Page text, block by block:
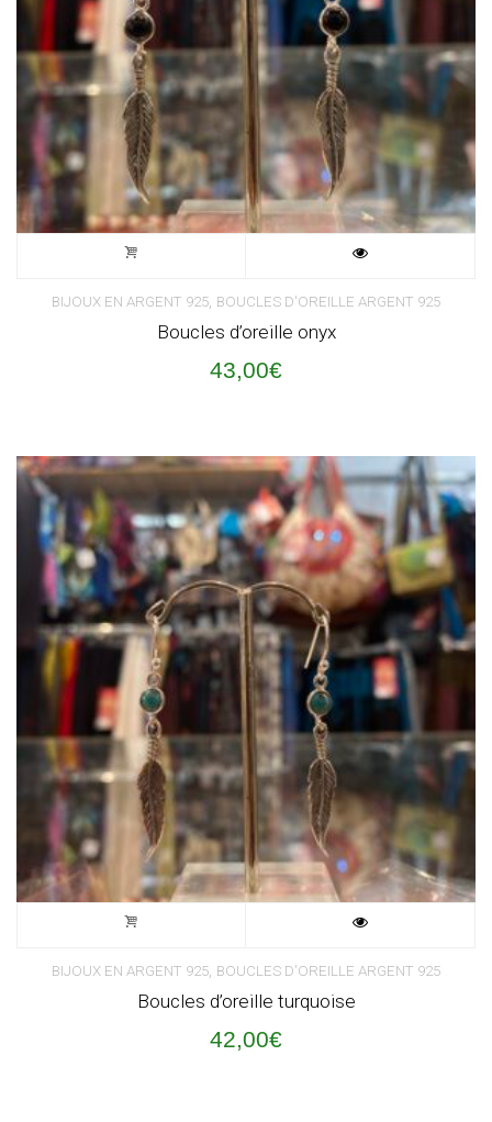
BIJOUX EN ARGENT 925 BOUCLES D'OREILLE ARGENT 925
Boucles d’oreille onyx
43,00€
BIJOUX EN ARGENT 925 BOUCLES D'OREILLE ARGENT 925
Boucles d’oreille turquoise
42,00€